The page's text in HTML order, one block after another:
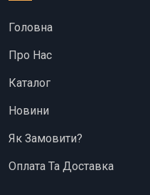
Головна
Про Нас
Каталог
Новини
Як Замовити?
Оплата Та Доставка